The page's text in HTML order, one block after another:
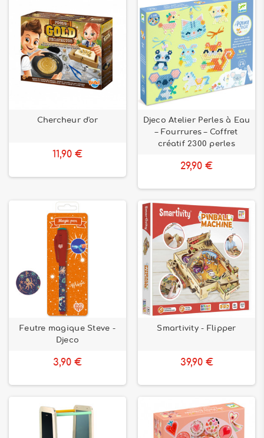
Chercheur d'or
11,90 €
Djeco Atelier Perles à Eau
– Fourrures – Coffret
créatif 2300 perles
29,90 €
Feutre magique Steve -
Djeco
3,90 €
Smartivity - Flipper
39,90 €